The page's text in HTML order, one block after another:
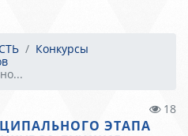
Конкурсы
18
ЭТАПА